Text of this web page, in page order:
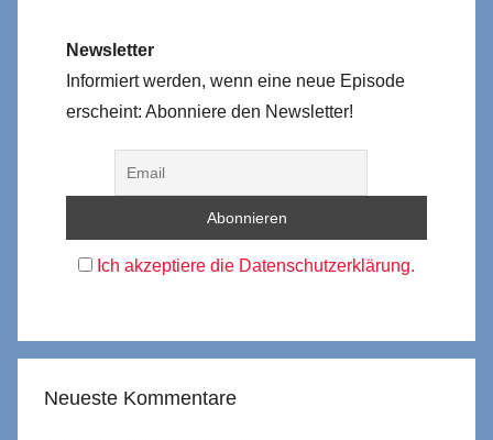
Newsletter
Informiert werden, wenn eine neue Episode
erscheint: Abonniere den Newsletter!
Ich akzeptiere die Datenschutzerklärung.
Neueste Kommentare